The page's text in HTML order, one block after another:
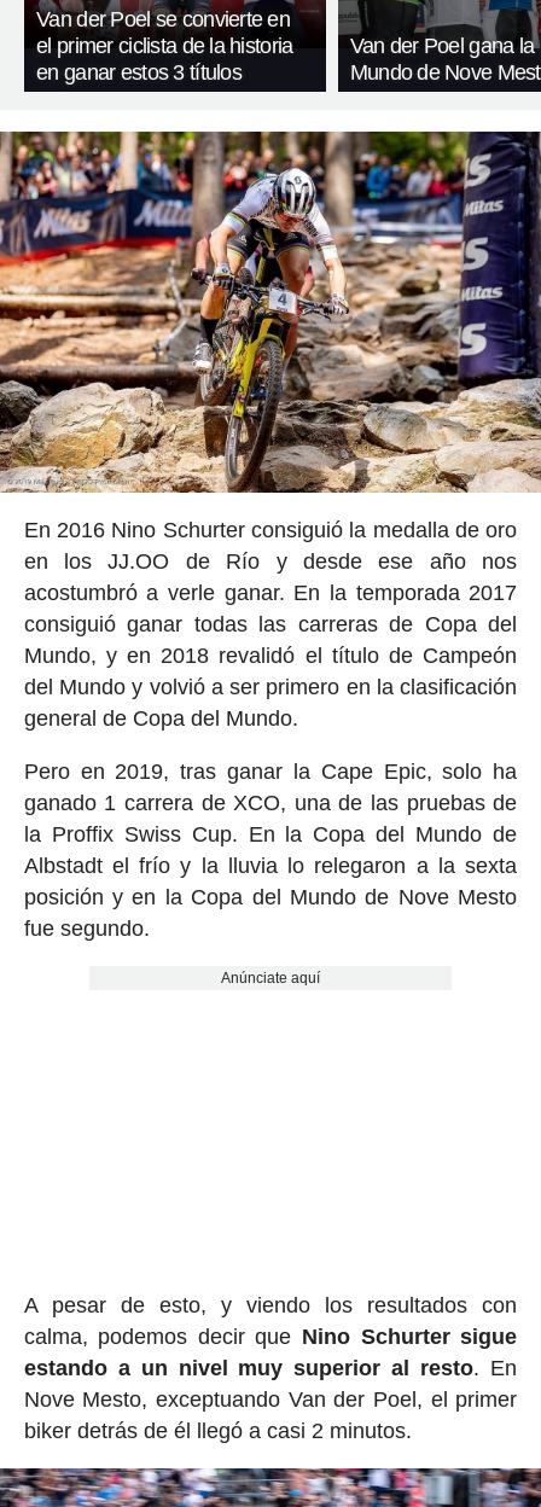
Van der Poel se convierte en
el primer ciclista de la historia
en ganar estos 3 títulos
Van der Poel gana la
Mundo de Nove
En 2016 Nino Schurter consiguió la medalla de oro
en los JJ.OO de Río y desde ese año nos
acostumbró a verle ganar. En la temporada 2017
consiguió ganar todas las carreras de Copa del
Mundo, y en 2018 revalidó el título de Campeón
del Mundo y volvió a ser primero en la clasificación
general de Copa del Mundo.
Pero en 2019, tras ganar la Cape Epic, solo ha
ganado 1 carrera de XCO, una de las pruebas de
la Proffix Swiss Cup. En la Copa del Mundo de
Albstadt el frío y la lluvia lo relegaron a la sexta
posición y en la Copa del Mundo de Nove Mesto
fue segundo.
Anúnciate aquí
A pesar de esto, y viendo los resultados con
calma, podemos decir que Nino Schurter sigue
estando a un nivel muy superior al resto. En
Nove Mesto, exceptuando Van der Poel, el primer
biker detrás de él llegó a casi 2 minutos.